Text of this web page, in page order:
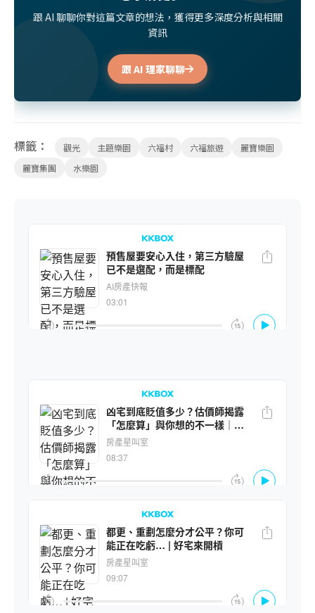
跟 AI 聊聊你對這篇文章的想法，獲得更多深度分析與相關
資訊
跟 AI 理家聊聊
標籤： 觀光 主題樂園 六福村 六福旅遊
麗寶樂園
麗寶集團
水樂園